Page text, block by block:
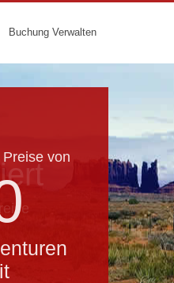
Buchung Verwalten
von